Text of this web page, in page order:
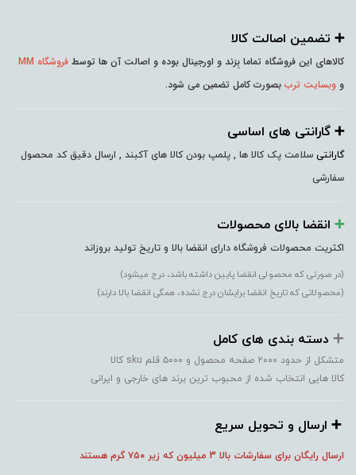
➕️ تضمین اصالت کالا
کالاهای این فروشگاه تماما بِرَند و اورجینال بوده و اصالت آن ها توسط فروشگاه MM
و وبسایت ترب بصورت کامل تضمین می شود.
➕️ گارانتی های اساسی
گارانتی سلامت پک کالا ها , پلمپ بودن کالا های آکبند , ارسال دقیق کد محصول
سفارشی
➕️ انقضا بالای محصولات
اکثریت محصولات فروشگاه دارای انقضا بالا و تاریخ تولید بروزاند
(در صورتی که محصولی انقضا پایین داشته باشد، درج میشود)
(محصولاتی که تاریخ انقضا برایشان درج نشده، همگی انقضا بالا دارند)
➕️ دسته بندی های کامل
متشکل از حدود ۲۰۰۰ صفحه محصول و ۵۰۰۰ قلم sku کالا
کالا هایی انتخاب شده از محبوب ترین برند های خارجی و ایرانی
➕️ ارسال و تحویل سریع
ارسال رایگان برای سفارشات بالا 3 میلیون که زیر ۷۵۰ گرم هستند